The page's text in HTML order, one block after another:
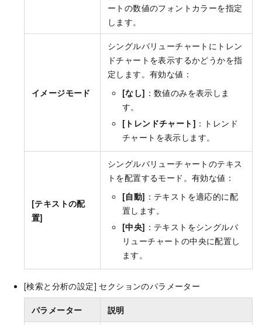
ートの数値のフォントカラーを指定
します。
イメージモード
シングルバリューチャートにトレン
ドチャートを表示するかどうかを指
定します。有効な値：
[なし] ：数値のみを表示しま
す。
[トレンドチャート] ：トレンド
チャートを表示します。
[テキストの配
置]
シングルバリューチャートのテキス
トを配置するモード。有効な値：
[自動] ：テキストを適応的に配
置します。
[中央] ：テキストをシングルバ
リューチャートの中央に配置し
ます。
[検索と分析の設定] セクションのパラメーター
パラメーター 説明